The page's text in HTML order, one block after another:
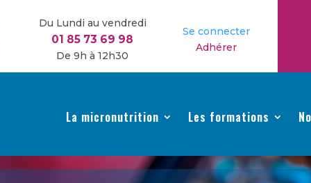
Du Lundi au vendredi
01 85 73 69 98
De 9h à 12h30
Se connecter
Adhérer
La micronutrition Les formations